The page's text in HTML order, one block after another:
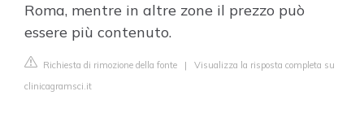
Roma, mentre in altre zone il prezzo può
essere più contenuto.
Richiesta di rimozione della fonte | Visualizza la risposta completa su
clinicagramsci.it